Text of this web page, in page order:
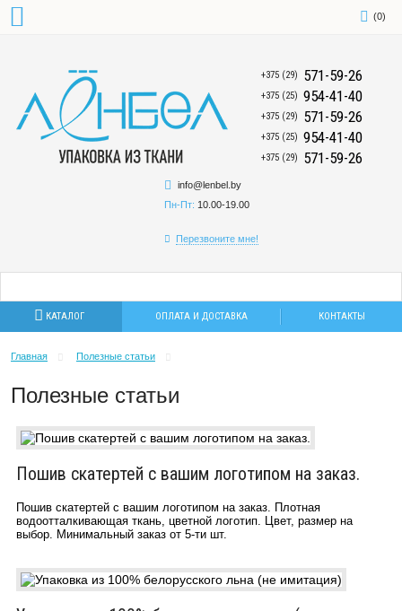
(0)
+375 (29) 571-59-26
+375 (25) 954-41-40
+375 (29) 571-59-26
+375 (25) 954-41-40
+375 (29) 571-59-26
info@lenbel.by
Пн-Пт: 10.00-19.00
Перезвоните мне!
КАТАЛОГ ОПЛАТА И ДОСТАВКА КОНТАКТЫ
Главная Полезные статьи
Полезные статьи
Пошив скатертей с вашим логотипом на заказ.
Пошив скатертей с вашим логотипом на заказ. Плотная
водоотталкивающая ткань, цветной логотип. Цвет, размер на
выбор. Минимальный заказ от 5-ти шт.